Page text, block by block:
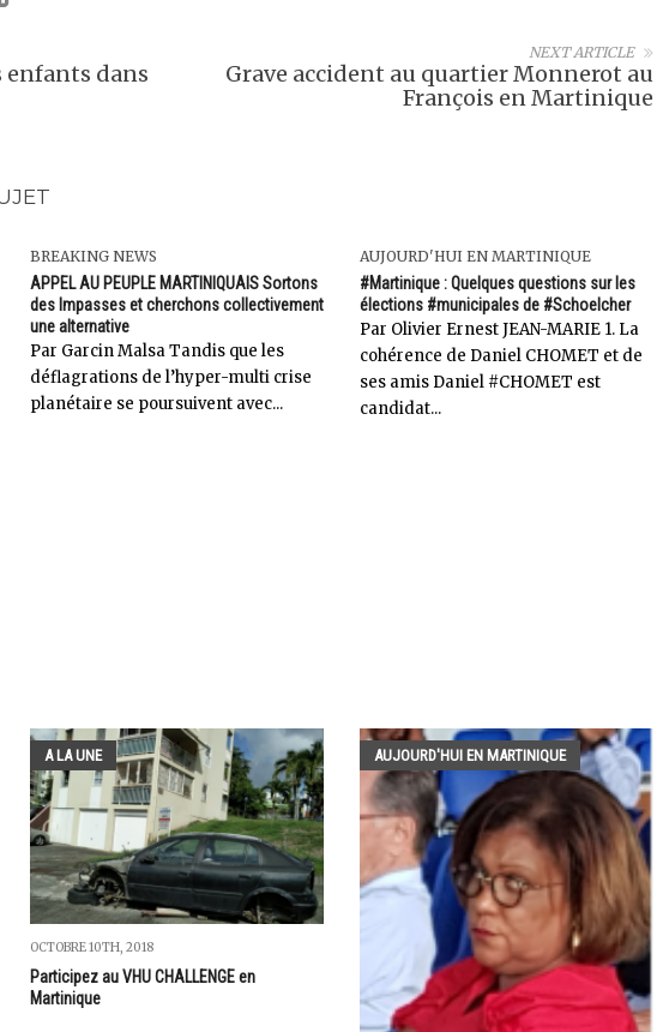
NEXT ARTICLE
Grave accident au quartier Monnerot au
François en Martinique
enfants dans
BREAKING NEWS
APPEL AU PEUPLE MARTINIQUAIS Sortons
des Impasses et cherchons collectivement
une alternative
Par Garcin Malsa Tandis que les
déflagrations de l’hyper-multi crise
planétaire se poursuivent avec...
AUJOURD'HUI EN MARTINIQUE
#Martinique : Quelques questions sur les
élections #municipales de #Schoelcher
Par Olivier Ernest JEAN-MARIE 1. La
cohérence de Daniel CHOMET et de
ses amis Daniel #CHOMET est
candidat...
A LA UNE
OCTOBRE 10TH, 2018
Participez au VHU CHALLENGE en
Martinique
AUJOURD'HUI EN MARTINIQUE